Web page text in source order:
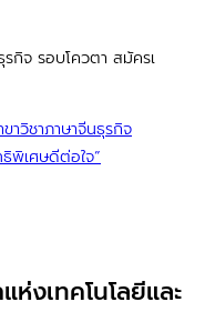
กิจ รอบโควตา สมัครเ
าวิชาภาษาจีนธุรกิจ
พิเศษดีต่อใจ”
งเทคโนโลยีและ